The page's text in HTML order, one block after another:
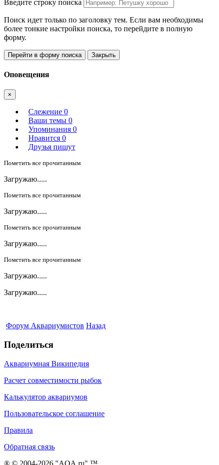
Введите строку поиска
Поиск идет только по заголовку тем. Если вам необходимы
более тонкие настройки поиска, то перейдите в полную
форму.
Перейти в форму поиска Закрыть
Оповещения
×
Слежение 0
Ваши темы 0
Упоминания 0
Нравится 0
Друзья пишут
Пометить все прочитанным
Загружаю.....
Пометить все прочитанным
Загружаю.....
Пометить все прочитанным
Загружаю.....
Пометить все прочитанным
Загружаю.....
Загружаю.....
Форум Аквариумистов Назад
Поделиться
Аквариумная Википедия
Расчет совместимости рыбок
Калькулятор аквариумов
Пользовательское соглашение
Правила
Обратная связь
® © 2004-2026 "AQA.ru" ™